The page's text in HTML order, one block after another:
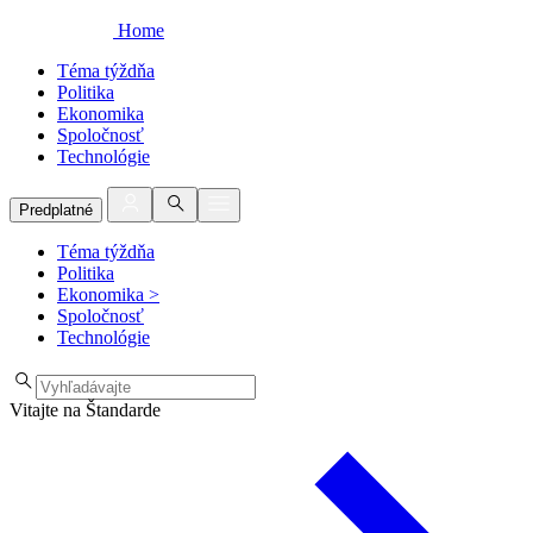
Home
Téma týždňa
Politika
Ekonomika
Spoločnosť
Technológie
Predplatné
Téma týždňa
Politika
Ekonomika >
Spoločnosť
Technológie
Vitajte na Štandarde